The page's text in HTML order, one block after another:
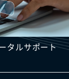
タルサポート